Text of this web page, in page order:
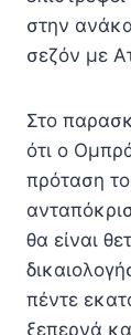
στην
σεζόν με
Στο
ότι ο
πρόταση
θα είναι
πέντε
ξεπερνά